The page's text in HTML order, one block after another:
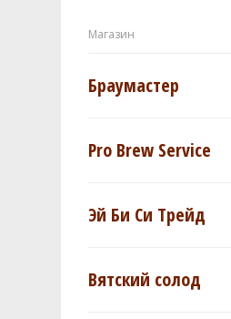
Магазин
Браумастер
Pro Brew Service
Эй Би Си Трейд
Вятский солод